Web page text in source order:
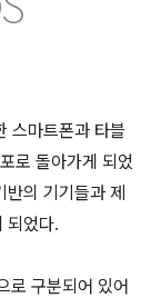
스마트폰과 타블
로 돌아가게 되었
의 기기들과 제
되었다.
로 구분되어 있어